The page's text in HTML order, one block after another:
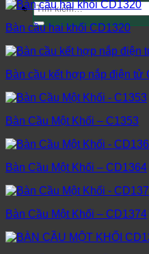
Tìm
kiếm:
Bàn cầu hai khối CD1320
Bàn cầu kết hợp nắp điện tử
Bàn Cầu Một Khối – C1353
Bàn Cầu Một Khối – CD1364
Bàn Cầu Một Khối – CD1374